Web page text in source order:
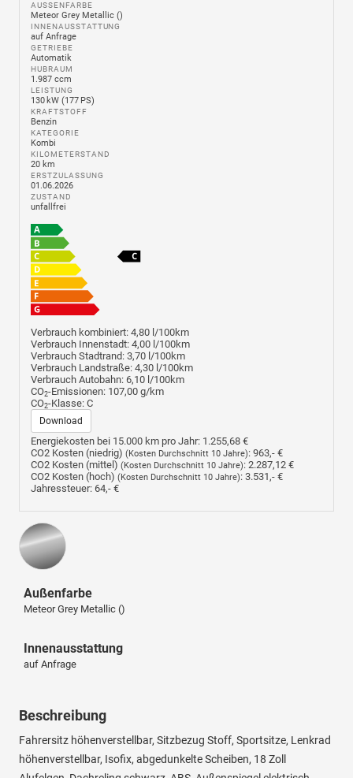
AUSSENFARBE
Meteor Grey Metallic ()
INNENAUSSTATTUNG
auf Anfrage
GETRIEBE
Automatik
HUBRAUM
1.987 ccm
LEISTUNG
130 kW (177 PS)
KRAFTSTOFF
Benzin
KATEGORIE
Kombi
KILOMETERSTAND
20 km
ERSTZULASSUNG
01.06.2026
ZUSTAND
unfallfrei
Verbrauch kombiniert: 4,80 l/100km
Verbrauch Innenstadt: 4,00 l/100km
Verbrauch Stadtrand: 3,70 l/100km
Verbrauch Landstraße: 4,30 l/100km
Verbrauch Autobahn: 6,10 l/100km
CO2-Emissionen: 107,00 g/km
CO2-Klasse: C
Download
Energiekosten bei 15.000 km pro Jahr: 1.255,68 €
CO2 Kosten (niedrig) (Kosten Durchschnitt 10 Jahre): 963,- €
CO2 Kosten (mittel) (Kosten Durchschnitt 10 Jahre): 2.287,12 €
CO2 Kosten (hoch) (Kosten Durchschnitt 10 Jahre): 3.531,- €
Jahressteuer: 64,- €
Außenfarbe
Meteor Grey Metallic ()
Innenausstattung
auf Anfrage
Beschreibung
Fahrersitz höhenverstellbar, Sitzbezug Stoff, Sportsitze, Lenkrad
höhenverstellbar, Isofix, abgedunkelte Scheiben, 18 Zoll